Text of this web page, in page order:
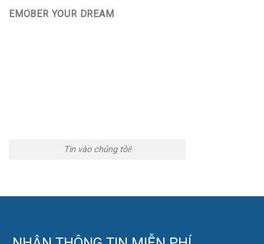
EMOBER YOUR DREAM
Tin vào chúng tôi!